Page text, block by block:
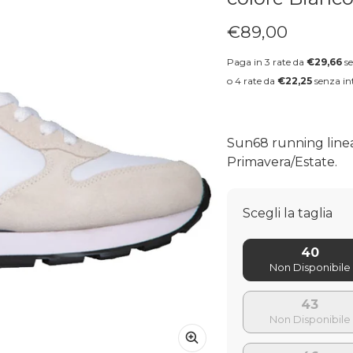
Prezzo regolare
€89,00
Paga in 3 rate da €29,66
o 4 rate da €22,25 senza
Sun68 running
Primavera/Estate.
Scegli la taglia
40
43